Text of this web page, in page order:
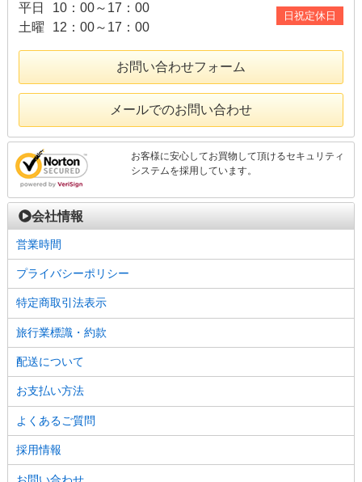
平日
10：00～17：00
土曜
12：00～17：00
日祝定休日
お問い合わせフォーム
メールでのお問い合わせ
お客様に安心してお買物して頂けるセキュリティ
システムを採用しています。
会社情報
営業時間
プライバシーポリシー
特定商取引法表示
旅行業標識・約款
配送について
お支払い方法
よくあるご質問
採用情報
お問い合わせ